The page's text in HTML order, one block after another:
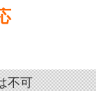
不可